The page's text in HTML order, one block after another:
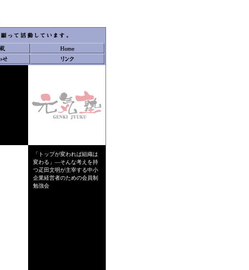
「トップが変われば組織は
変わる」―そんな考えを持
つ疋田文明が主宰する中小
企業経営者のための会員制
勉強会